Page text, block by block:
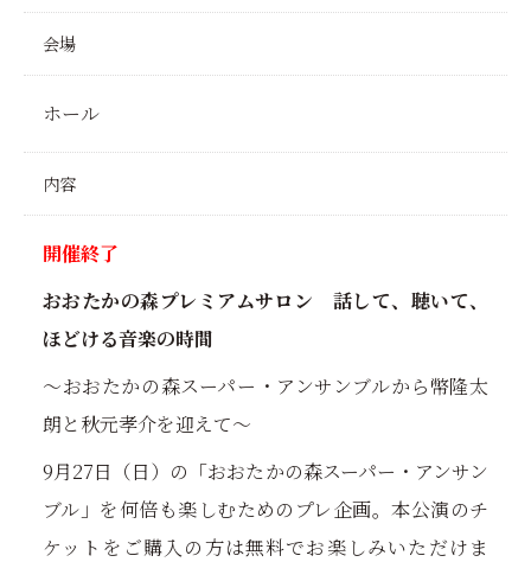
会場
ホール
内容
開催終了
おおたかの森プレミアムサロン 話して、聴いて、
ほどける音楽の時間
～おおたかの森スーパー・アンサンブルから幣隆太
朗と秋元孝介を迎えて～
9月27日（日）の「おおたかの森スーパー・アンサン
ブル」を何倍も楽しむためのプレ企画。本公演のチ
ケットをご購入の方は無料でお楽しみいただけま